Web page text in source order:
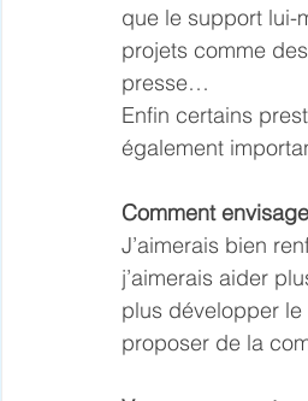
que le support lui-
projets comme
presse…
Enfin certains
également
Comment
J’aimerais bien
j’aimerais aider
plus développer
proposer de la